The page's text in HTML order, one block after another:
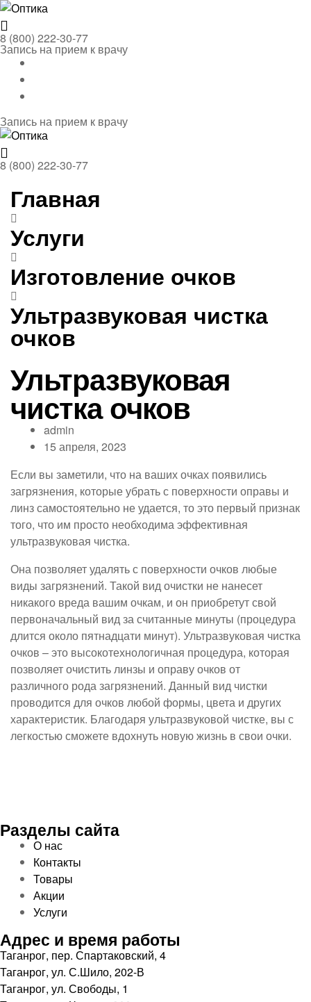
Оптика
Menu
8 (800) 222-30-77
Запись на прием к врачу
Запись на прием к врачу
Оптика
Menu
8 (800) 222-30-77
Главная
Услуги
Изготовление очков
Ультразвуковая чистка
очков
Ультразвуковая
чистка очков
admin
15 апреля, 2023
Если вы заметили, что на ваших очках появились
загрязнения, которые убрать с поверхности оправы и
линз самостоятельно не удается, то это первый признак
того, что им просто необходима эффективная
ультразвуковая чистка.
Она позволяет удалять с поверхности очков любые
виды загрязнений. Такой вид очистки не нанесет
никакого вреда вашим очкам, и он приобретут свой
первоначальный вид за считанные минуты (процедура
длится около пятнадцати минут). Ультразвуковая чистка
очков – это высокотехнологичная процедура, которая
позволяет очистить линзы и оправу очков от
различного рода загрязнений. Данный вид чистки
проводится для очков любой формы, цвета и других
характеристик. Благодаря ультразвуковой чистке, вы с
легкостью сможете вдохнуть новую жизнь в свои очки.
Разделы сайта
О нас
Контакты
Товары
Акции
Услуги
Адрес и время работы
Таганрог, пер. Спартаковский, 4
Таганрог, ул. С.Шило, 202-В
Таганрог, ул. Свободы, 1